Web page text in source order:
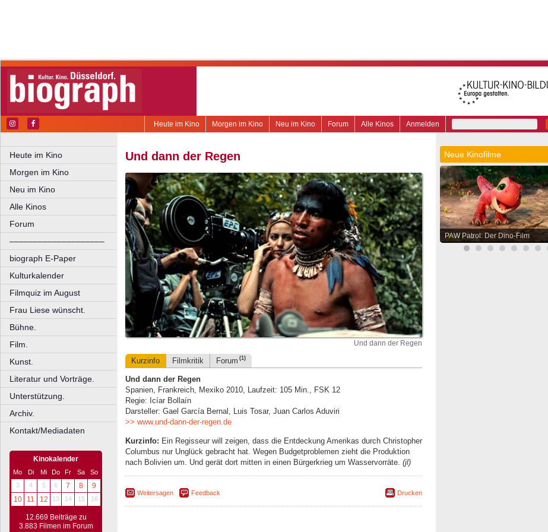
Anmelden
Alle Kinos
Forum
Neu im Kino
Morgen im Kino
Heute im Kino
Heute im Kino
Morgen im Kino
Neu im Kino
Alle Kinos
Forum
––––––––––––––––––––
biograph E-Paper
Kulturkalender
Filmquiz im August
Frau Liese wünscht.
Bühne.
Film.
Kunst.
Literatur und Vorträge.
Unterstützung.
Archiv.
Kontakt/Mediadaten
Kinokalender
Mo Di Mi Do Fr Sa
So
3
4 5 6 7 8
9
10
11 12 13 14 15 16
12.669 Beiträge zu
3.883 Filmen im Forum
Und dann der Regen
Und dann der Regen
Kurzinfo Filmkritik Forum (1)
Und dann der Regen
Spanien, Frankreich, Mexiko 2010, Laufzeit: 105 Min., FSK 12
Regie: Icíar Bollaín
Darsteller: Gael García Bernal, Luis Tosar, Juan Carlos Aduviri
>> www.und-dann-der-regen.de
Kurzinfo: Ein Regisseur will zeigen, dass die Entdeckung Amerikas durch Christopher
Columbus nur Unglück gebracht hat. Wegen Budgetproblemen zieht die Produktion
nach Bolivien um. Und gerät dort mitten in einen Bürgerkrieg um Wasservorräte. (jl)
Weitersagen Feedback Drucken
Neue Kinofilme
PAW Patrol: Der Dino-Film